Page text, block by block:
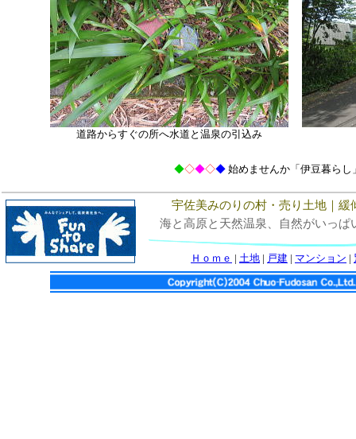
道路からすぐの所へ水道と温泉の引込み
◆◇◆◇◆始めませんか「伊豆暮らし
宇佐美みのりの村・売り土地｜
海と高原と天然温泉、自然がいっ
Ｈｏｍｅ | 土地 | 戸建 | マンション |